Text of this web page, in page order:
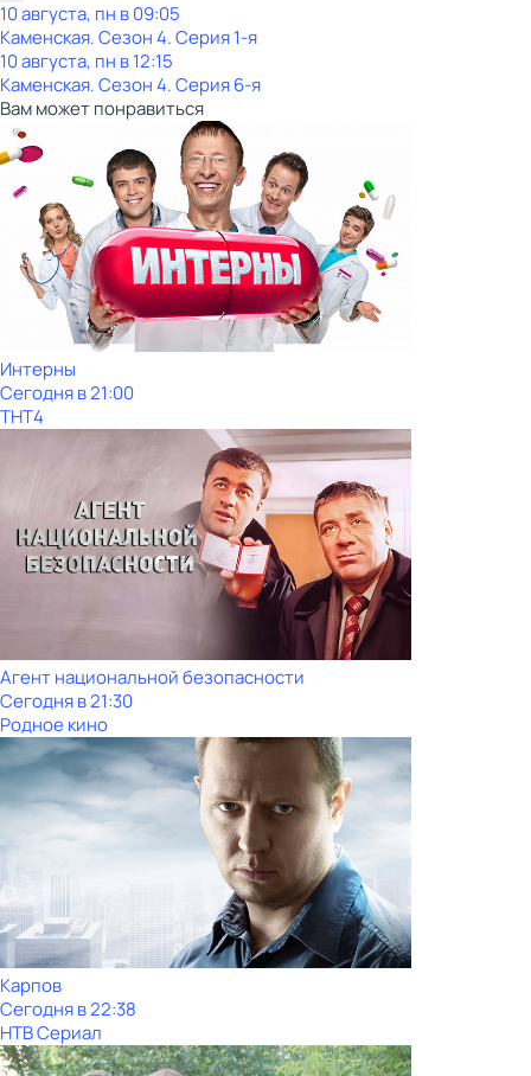
10 августа, пн в 09:05
Каменская. Сезон 4. Серия 1-я
10 августа, пн в 12:15
Каменская. Сезон 4. Серия 6-я
Вам может понравиться
Интерны
Сегодня в 21:00
ТНТ4
Агент национальной безопасности
Сегодня в 21:30
Родное кино
Карпов
Сегодня в 22:38
НТВ Сериал